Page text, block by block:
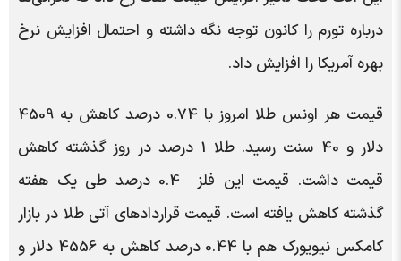
درباره تورم را کانون توجه نگه داشته و احتمال افزایش نرخ
بهره آمریکا را افزایش داد.
قیمت هر اونس طلا امروز با 0.74 درصد کاهش به 4509
دلار و 40 سنت رسید. طلا 1 درصد در روز گذشته کاهش
قیمت داشت. قیمت این فلز 0.4 درصد طی یک هفته
گذشته کاهش یافته است. قیمت قراردادهای آتی طلا در بازار
کامکس نیویورک هم با 0.44 درصد کاهش به 4556 دلار و